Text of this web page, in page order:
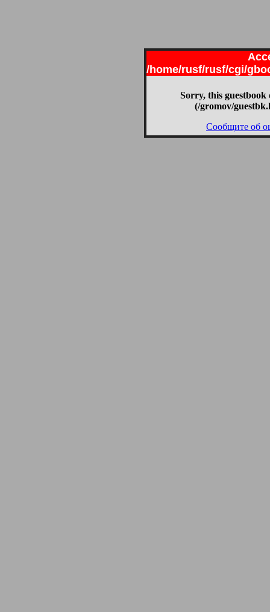
/home/rusf/rusf/cgi/
Sorry, this guestbook
(/gromov/
Сообщите об